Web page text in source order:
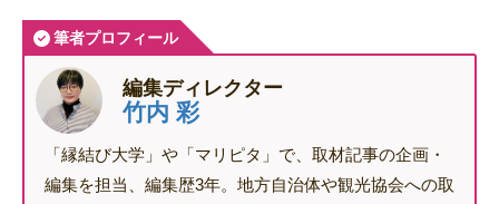
筆者プロフィール
編集ディレクター
竹内 彩
「縁結び大学」や「マリピタ」で、取材記事の企画・
編集を担当、編集歴3年。地方自治体や観光協会への取